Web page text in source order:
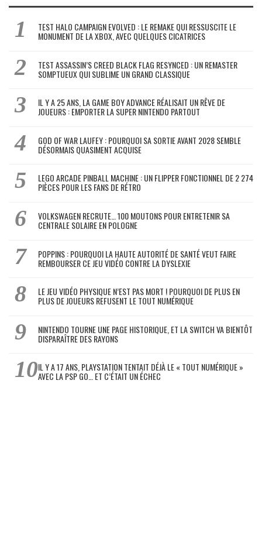
TEST HALO CAMPAIGN EVOLVED : LE REMAKE QUI RESSUSCITE LE
MONUMENT DE LA XBOX, AVEC QUELQUES CICATRICES
TEST ASSASSIN’S CREED BLACK FLAG RESYNCED : UN REMASTER
SOMPTUEUX QUI SUBLIME UN GRAND CLASSIQUE
IL Y A 25 ANS, LA GAME BOY ADVANCE RÉALISAIT UN RÊVE DE
JOUEURS : EMPORTER LA SUPER NINTENDO PARTOUT
GOD OF WAR LAUFEY : POURQUOI SA SORTIE AVANT 2028 SEMBLE
DÉSORMAIS QUASIMENT ACQUISE
LEGO ARCADE PINBALL MACHINE : UN FLIPPER FONCTIONNEL DE 2 274
PIÈCES POUR LES FANS DE RÉTRO
VOLKSWAGEN RECRUTE… 100 MOUTONS POUR ENTRETENIR SA
CENTRALE SOLAIRE EN POLOGNE
POPPINS : POURQUOI LA HAUTE AUTORITÉ DE SANTÉ VEUT FAIRE
REMBOURSER CE JEU VIDÉO CONTRE LA DYSLEXIE
LE JEU VIDÉO PHYSIQUE N’EST PAS MORT ! POURQUOI DE PLUS EN
PLUS DE JOUEURS REFUSENT LE TOUT NUMÉRIQUE
NINTENDO TOURNE UNE PAGE HISTORIQUE, ET LA SWITCH VA BIENTÔT
DISPARAÎTRE DES RAYONS
IL Y A 17 ANS, PLAYSTATION TENTAIT DÉJÀ LE « TOUT NUMÉRIQUE »
AVEC LA PSP GO… ET C’ÉTAIT UN ÉCHEC